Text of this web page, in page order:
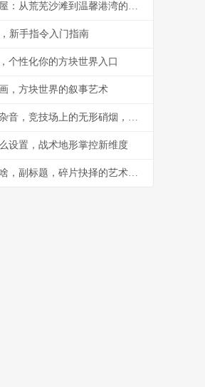
我的世界海边求生小屋：从荒芜沙滩到温馨港湾的建造指南
新手指令入门指南
个性化你的方块世界入口
，方块世界的叙事艺术
和平精英队友有操作杂音，竞技场上的无形硝烟，副标题，听音辨位之外的生存考验
设置，战术地形掌控新维度
王者更新皮肤碎片换啥，副标题，碎片抉择的艺术与智慧